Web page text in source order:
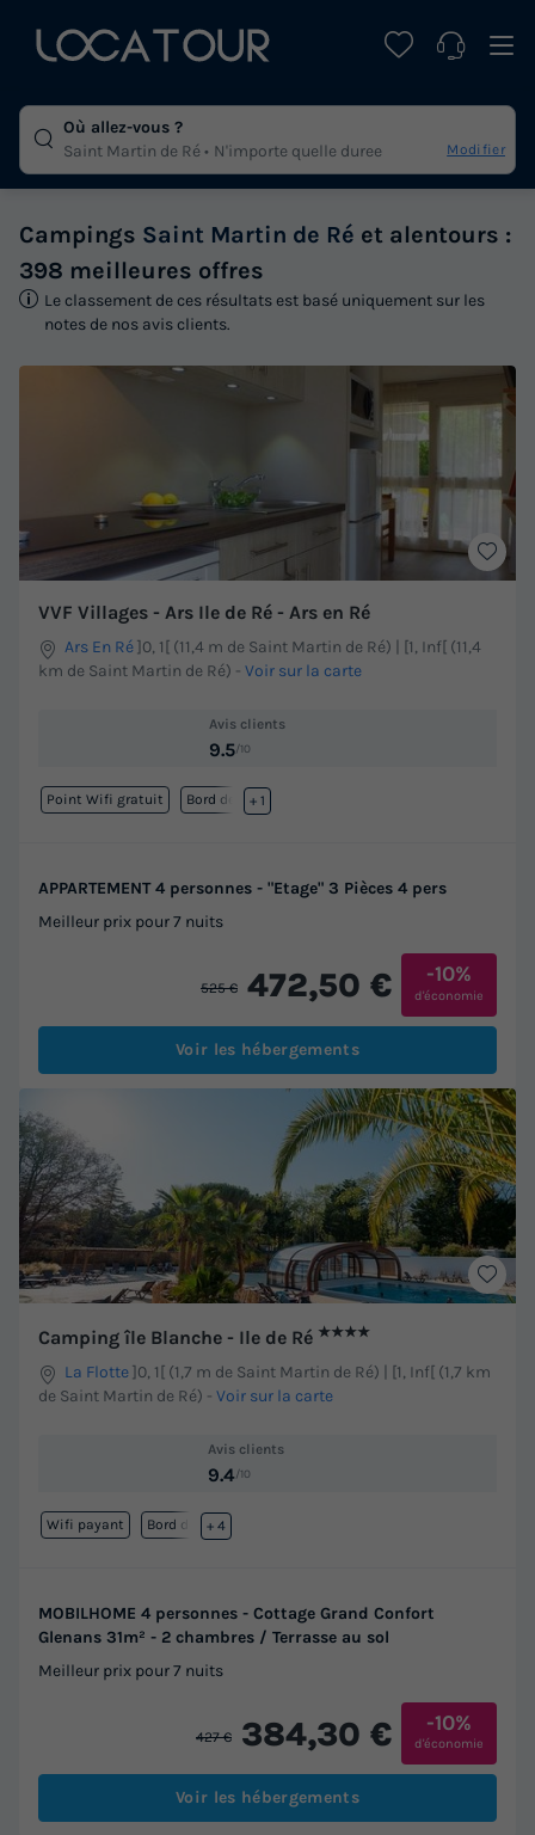
Où allez-vous ?
Saint Martin de Ré
N'importe quelle duree Modifier
Campings Saint Martin de Ré et alentours :
398 meilleures offres
Le classement de ces résultats est basé uniquement sur les
notes de nos avis clients.
VVF Villages - Ars Ile de Ré - Ars en Ré
Ars En Ré]0, 1[ (11,4 m de Saint Martin de Ré) | [1, Inf[ (11,4
km de Saint Martin de Ré) - Voir sur la carte
Avis clients
9.5/10
Point Wifi gratuit Bord de mer
+ 1
APPARTEMENT 4 personnes - "Etage" 3 Pièces 4 pers
Meilleur prix pour 7 nuits
525 € 472,50 € -10%
d'économie
Voir les hébergements
Camping île Blanche - Ile de Ré ★★★★
La Flotte]0, 1[ (1,7 m de Saint Martin de Ré) | [1, Inf[ (1,7 km
de Saint Martin de Ré) - Voir sur la carte
Avis clients
9.4/10
Wifi payant Bord de mer
+ 4
MOBILHOME 4 personnes - Cottage Grand Confort
Glenans 31m² - 2 chambres / Terrasse au sol
Meilleur prix pour 7 nuits
427 € 384,30 € -10%
d'économie
Voir les hébergements